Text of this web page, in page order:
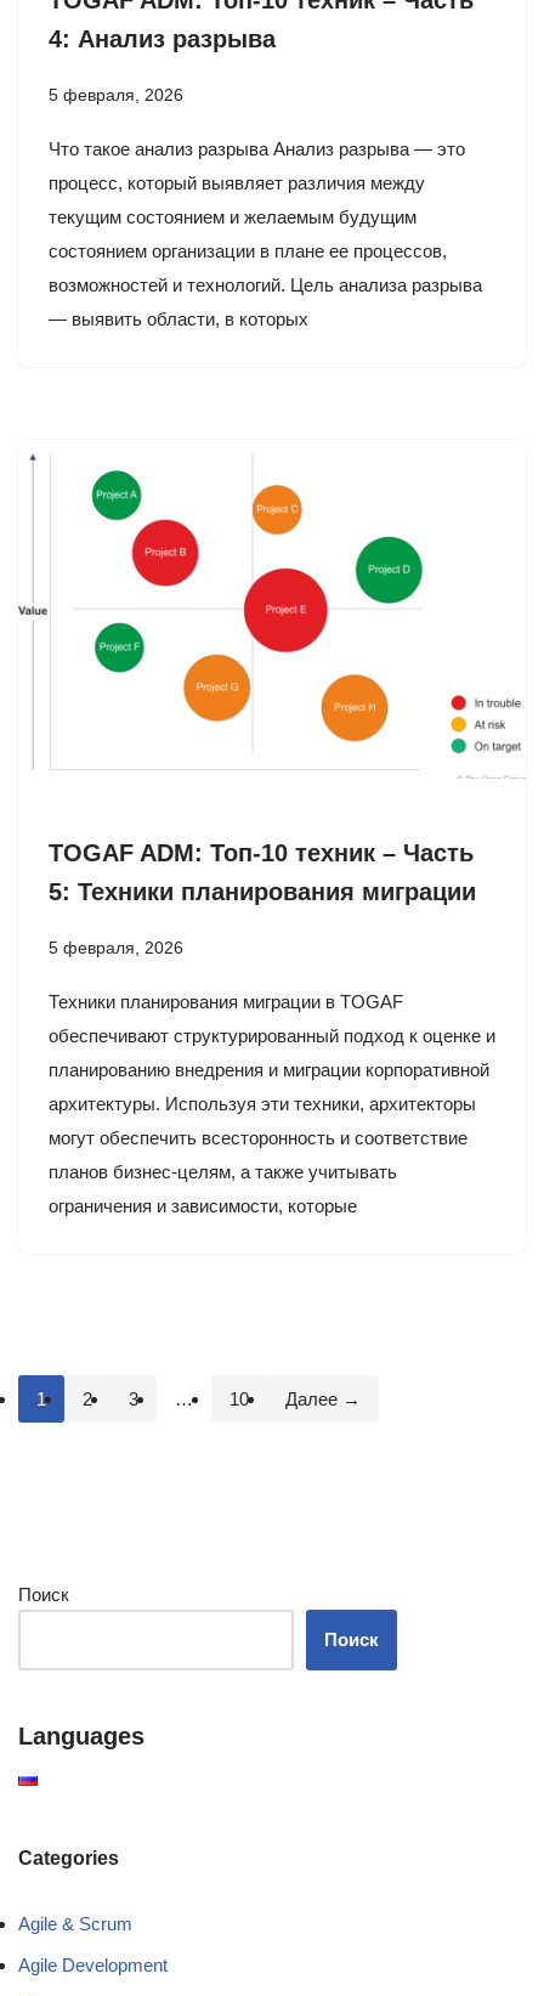
4: Анализ разрыва
5 февраля, 2026
Что такое анализ разрыва Анализ разрыва — это
процесс, который выявляет различия между
текущим состоянием и желаемым будущим
состоянием организации в плане ее процессов,
возможностей и технологий. Цель анализа разрыва
— выявить области, в которых
TOGAF ADM: Топ-10 техник – Часть
5: Техники планирования миграции
5 февраля, 2026
Техники планирования миграции в TOGAF
обеспечивают структурированный подход к оценке и
планированию внедрения и миграции корпоративной
архитектуры. Используя эти техники, архитекторы
могут обеспечить всесторонность и соответствие
планов бизнес-целям, а также учитывать
ограничения и зависимости, которые
1 2 3 … 10 Далее →
Поиск
Поиск
Languages
Categories
Agile & Scrum
Agile Development